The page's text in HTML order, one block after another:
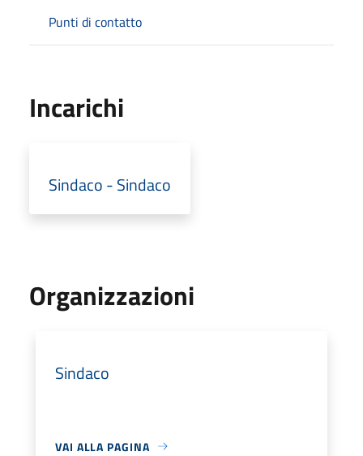
Punti di contatto
Incarichi
Sindaco - Sindaco
Organizzazioni
Sindaco
VAI ALLA PAGINA